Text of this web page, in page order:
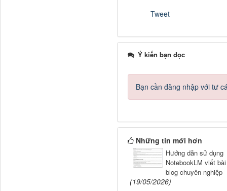
Tweet
Ý kiến bạn đọc
Bạn cần đăng nhập với tư
Những tin mới hơn
Hướng dẫn sử dụng
NotebookLM viết
blog chuyên nghiệp
(19/05/2026)